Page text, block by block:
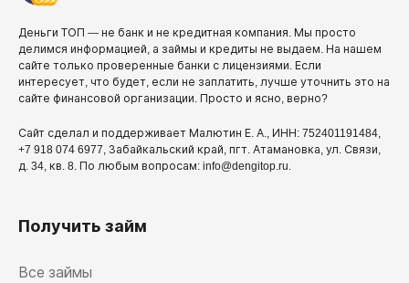
Деньги ТОП — не банк и не кредитная компания. Мы просто
делимся информацией, а займы и кредиты не выдаем. На нашем
сайте только проверенные банки с лицензиями. Если
интересует, что будет, если не заплатить, лучше уточнить это на
сайте финансовой организации. Просто и ясно, верно?
Сайт сделал и поддерживает Малютин Е. А., ИНН: 752401191484,
+7 918 074 6977, Забайкальский край, пгт. Атамановка, ул. Связи,
д. 34, кв. 8. По любым вопросам: info@dengitop.ru.
Получить займ
Все займы